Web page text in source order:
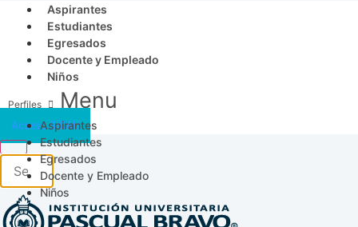
Aspirantes
Estudiantes
Egresados
Docente y Empleado
Niños
Menu
Aspirantes
Estudiantes
Egresados
Docente y Empleado
Niños
Acceso SICAU